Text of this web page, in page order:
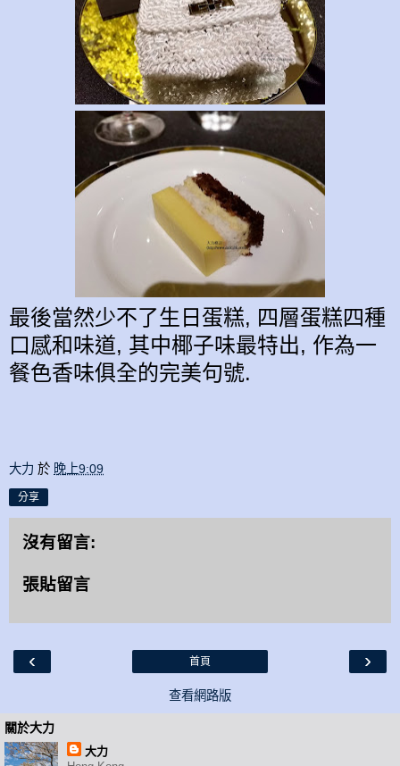
最後當然少不了生日蛋糕, 四層蛋糕四種
口感和味道, 其中椰子味最特出, 作為一
餐色香味俱全的完美句號.
大力 於 晚上9:09
分享
沒有留言:
張貼留言
‹ ›
首頁
查看網路版
關於大力
大力